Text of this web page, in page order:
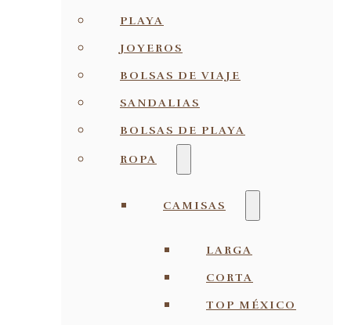
PLAYA
JOYEROS
BOLSAS DE VIAJE
SANDALIAS
BOLSAS DE PLAYA
ROPA
CAMISAS
LARGA
CORTA
TOP MÉXICO